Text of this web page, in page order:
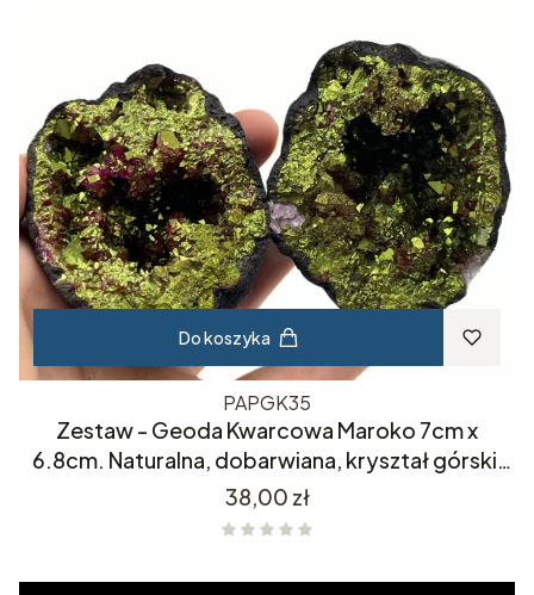
Do koszyka
PAPGK35
Zestaw - Geoda Kwarcowa Maroko 7cm x
6.8cm. Naturalna, dobarwiana, kryształ górski,
kwarc, minerał.
Cena
38,00 zł